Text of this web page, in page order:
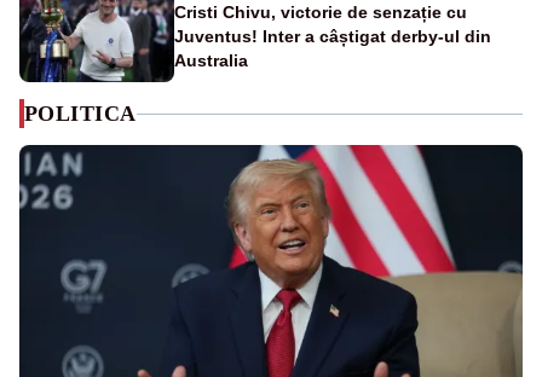
Cristi Chivu, victorie de senzație cu
Juventus! Inter a câștigat derby-ul din
Australia
POLITICA